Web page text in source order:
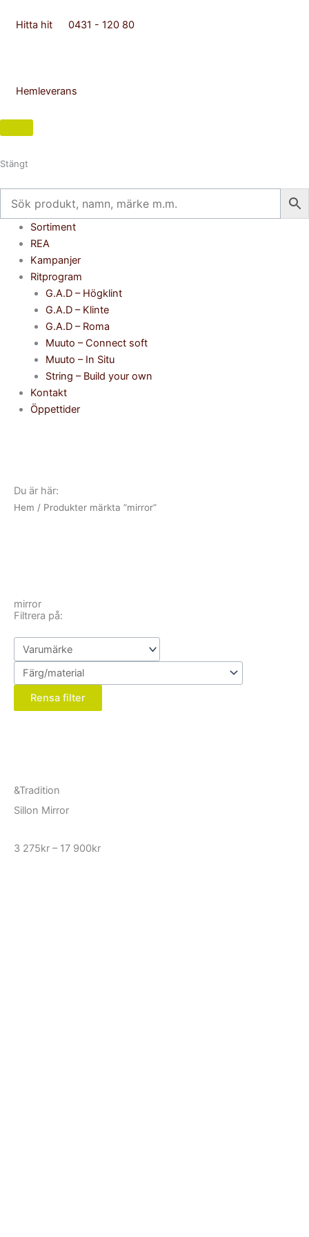
Hitta hit 0431 - 120 80
Hemleverans
Stängt
Flyout
Menu
Sortiment
REA
Kampanjer
Ritprogram
G.A.D – Högklint
G.A.D – Klinte
G.A.D – Roma
Muuto – Connect soft
Muuto – In Situ
String – Build your own
Kontakt
Öppettider
Du är här:
Hem / Produkter märkta ”mirror”
mirror
Filtrera på:
Rensa filter
&Tradition
Sillon Mirror
3 275kr – 17 900krPrisintervall: